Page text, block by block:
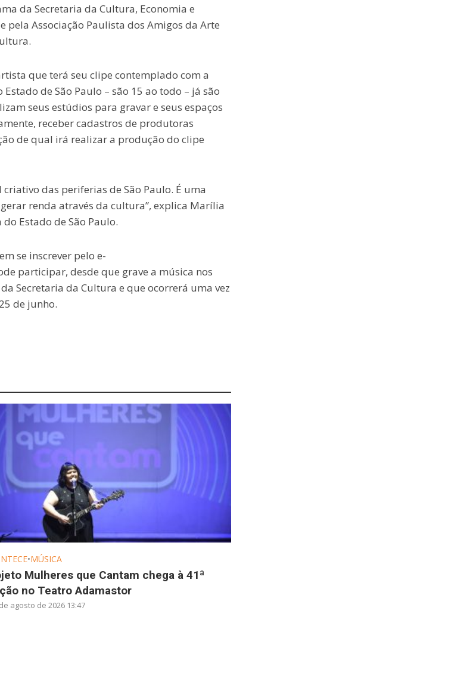
da Secretaria da Cultura, Economia e
Associação Paulista dos Amigos da Arte
que terá seu clipe contemplado com a
de São Paulo – são 15 ao todo – já são
seus estúdios para gravar e seus espaços
receber cadastros de produtoras
de qual irá realizar a produção do clipe
das periferias de São Paulo. É uma
renda através da cultura”, explica Marília
Estado de São Paulo.
se inscrever pelo e-
participar, desde que grave a música nos
Secretaria da Cultura e que ocorrerá uma vez
de junho.
•MÚSICA
Mulheres que Cantam chega à 41ª
no Teatro Adamastor
agosto de 2026 13:47